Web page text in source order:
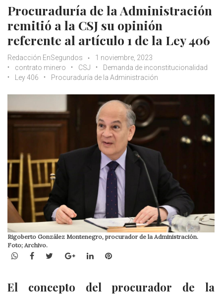
Procuraduría de la Administración
remitió a la CSJ su opinión
referente al artículo 1 de la Ley 406
Redacción EnSegundos
1 noviembre, 2023
contrato minero
CSJ
Demanda de inconstitucionalidad
Ley 406
Procuraduría de la Administración
Rigoberto González Montenegro, procurador de la Administración.
Foto; Archivo.
WhatsApp
Facebook
TwitterGoogle+LinkedInPinterest
El concepto del procurador de la